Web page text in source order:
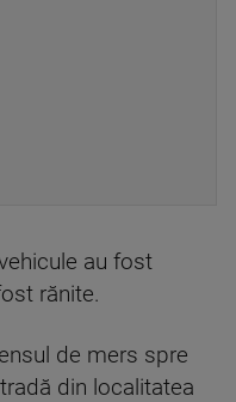
au fost
rănite.
de mers spre
din localitatea